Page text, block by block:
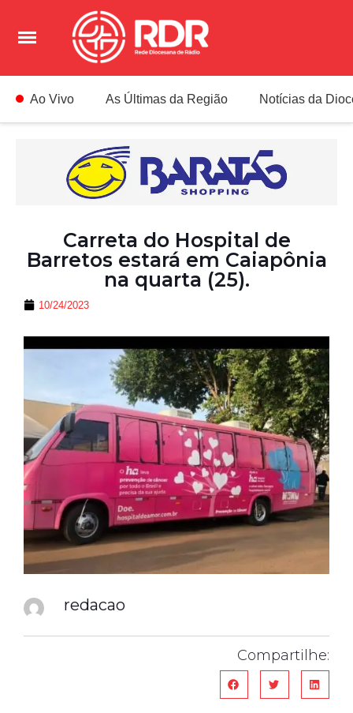
Ao Vivo As Últimas da Região Notícias da
Carreta do Hospital de
Barretos estará em Caiapônia
na quarta (25).
10/24/2023
redacao
Compartilhe: